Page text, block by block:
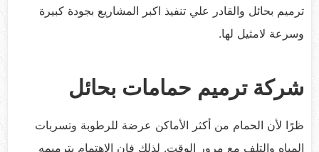
ترميم بحائل والقادر علي تنفيذ اكبر المشاريع بجودة كبيرة
وسرعة لامثيل لها.
شركة ترميم حمامات بحائل
ظرًا لأن الحمام من أكثر الأماكن عرضة للرطوبة وتسربات
المياه والتلف مع مرور الوقت. لذلك فإن الاهتمام بترميمه